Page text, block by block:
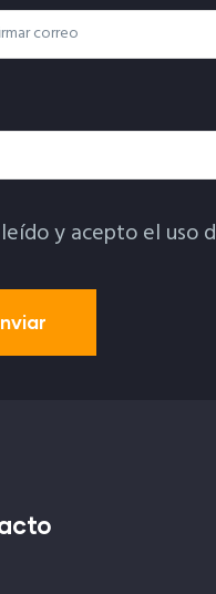
Electrónico
De Privacidad
y acepto el uso